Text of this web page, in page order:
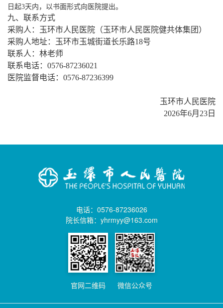
日起3天内，以书面形式向医院提出。
九、联系方式
采购人：玉环市人民医院（玉环市人民医院健共体集团）
采购人地址：玉环市玉城街道长乐路18号
联系人：林老师
联系电话： 0576-87236021
医院监督电话： 0576-87236399
玉环市人民医院
2026年6月23日
电话：0576-87236026
院长信箱：yhrmyy@163.com
官网二维码 微信公众号